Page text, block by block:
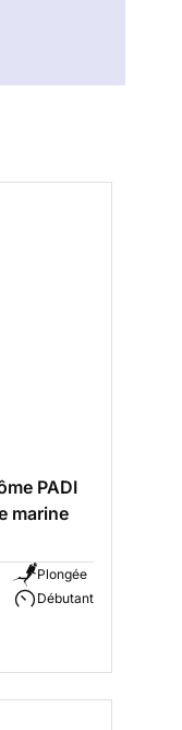
PADI
marine
Plongée
Débutant